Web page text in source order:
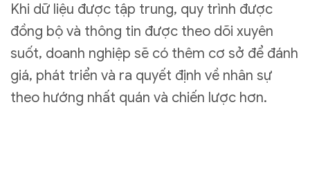
Khi dữ liệu được tập trung, quy trình được
đồng bộ và thông tin được theo dõi xuyên
suốt, doanh nghiệp sẽ có thêm cơ sở để đánh
giá, phát triển và ra quyết định về nhân sự
theo hướng nhất quán và chiến lược hơn.